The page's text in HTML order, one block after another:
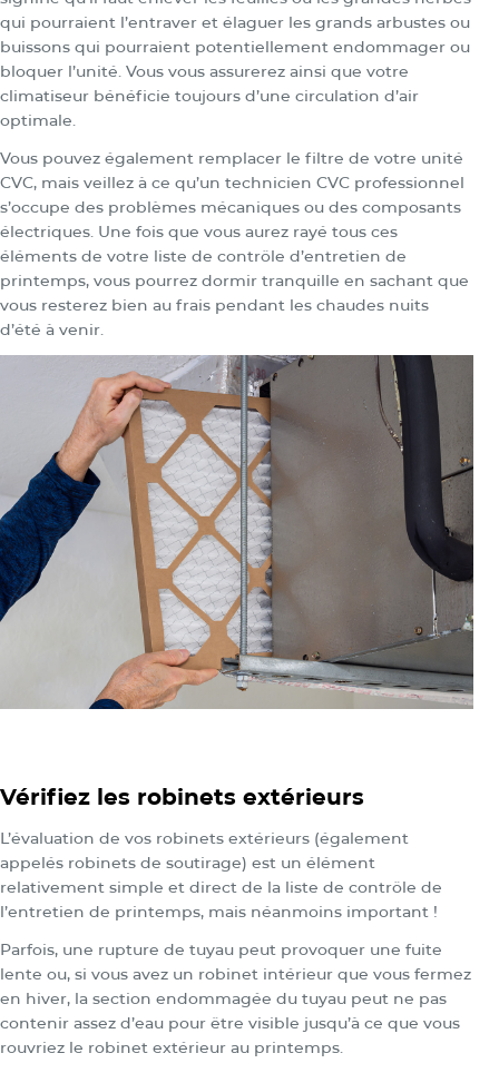
qui pourraient l’entraver et élaguer les grands arbustes ou
buissons qui pourraient potentiellement endommager ou
bloquer l’unité. Vous vous assurerez ainsi que votre
climatiseur bénéficie toujours d’une circulation d’air
optimale.
Vous pouvez également remplacer le filtre de votre unité
CVC, mais veillez à ce qu’un technicien CVC professionnel
s’occupe des problèmes mécaniques ou des composants
électriques. Une fois que vous aurez rayé tous ces
éléments de votre liste de contrôle d’entretien de
printemps, vous pourrez dormir tranquille en sachant que
vous resterez bien au frais pendant les chaudes nuits
d’été à venir.
Vérifiez les robinets extérieurs
L’évaluation de vos robinets extérieurs (également
appelés robinets de soutirage) est un élément
relativement simple et direct de la liste de contrôle de
l’entretien de printemps, mais néanmoins important !
Parfois, une rupture de tuyau peut provoquer une fuite
lente ou, si vous avez un robinet intérieur que vous fermez
en hiver, la section endommagée du tuyau peut ne pas
contenir assez d’eau pour être visible jusqu’à ce que vous
rouvriez le robinet extérieur au printemps.